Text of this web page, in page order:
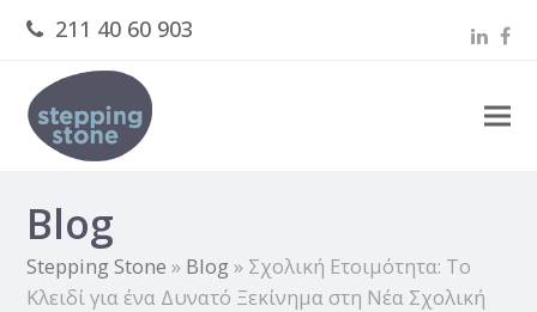
211 40 60 903
Blog
Stepping Stone » Blog» Σχολική Ετοιμότητα: Το
Κλειδί για ένα Δυνατό Ξεκίνημα στη Νέα Σχολική